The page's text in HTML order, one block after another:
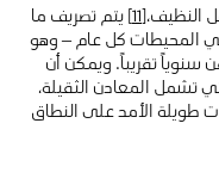
النظيف،[11]
يتم تصريف ما
في المحيطات كل عام – وهو
سنوياً تقريباً. ويمكن أن
تشمل المعادن الثقيلة،
طويلة الأمد على النطاق